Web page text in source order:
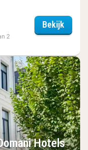
2
Bekijk
Hotels